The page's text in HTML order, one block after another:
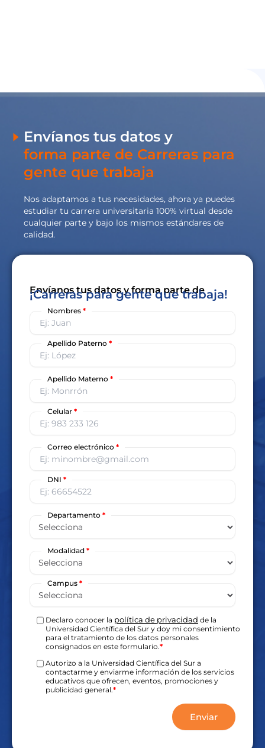
Envíanos tus datos y
forma parte de Carreras para
gente que trabaja
Nos adaptamos a tus necesidades, ahora ya puedes
estudiar tu carrera universitaria 100% virtual desde
cualquier parte y bajo los mismos estándares de
calidad.
Envíanos tus datos y forma parte de
¡Carreras para gente que trabaja!
Nombres *
Apellido Paterno *
Apellido Materno *
Celular *
Correo electrónico *
DNI *
Departamento *
Modalidad *
Campus *
Declaro conocer la política de privacidad de la
Universidad Científica del Sur y doy mi consentimiento
para el tratamiento de los datos personales
consignados en este formulario.*
Autorizo a la Universidad Científica del Sur a
contactarme y enviarme información de los servicios
educativos que ofrecen, eventos, promociones y
publicidad general.*
Enviar